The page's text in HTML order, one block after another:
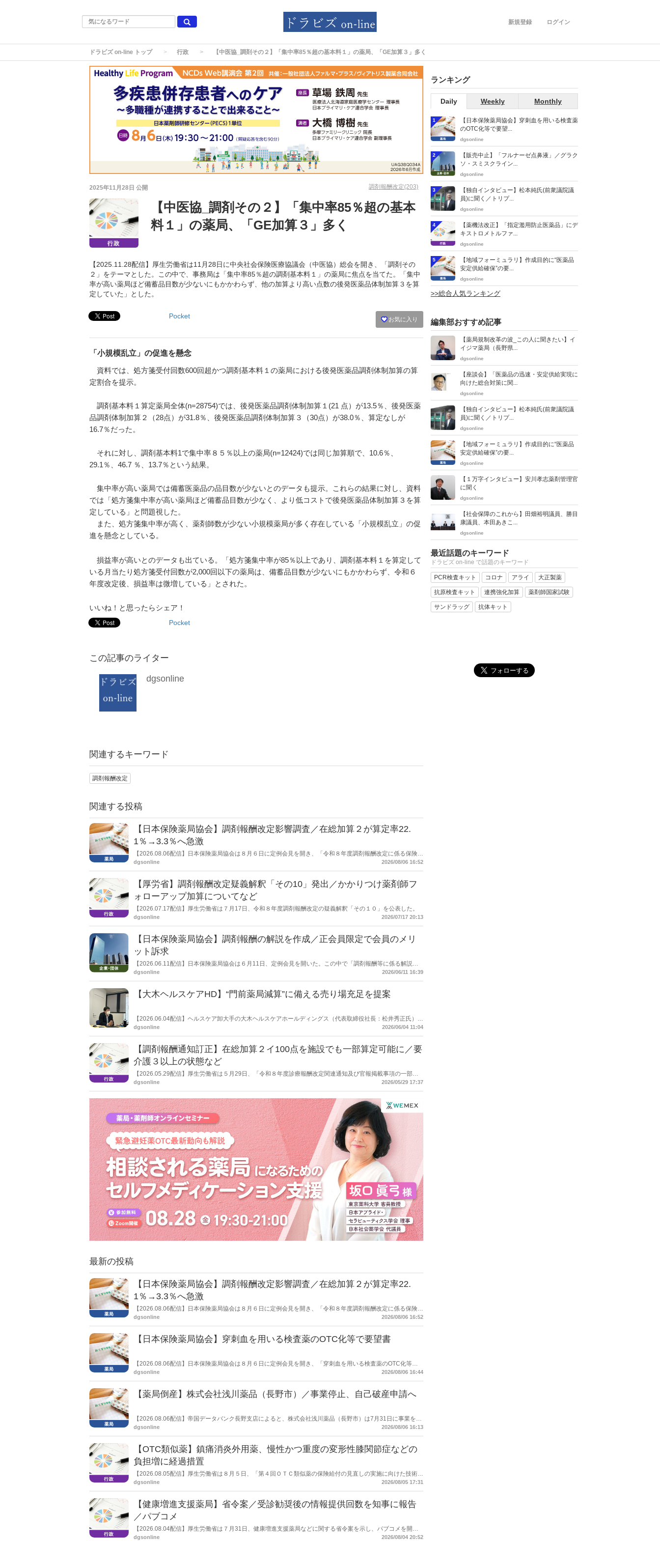
ログイン
新規登録
ドラビズ on-line トップ 行政 【中医協_調剤その２】「集中率85％超の基本料１」の薬局、「GE加算３」多く
2025年11月28日 公開 調剤報酬改定(203)
【中医協_調剤その２】「集中率85％超の基本
料１」の薬局、「GE加算３」多く
【2025.11.28配信】厚生労働省は11月28日に中央社会保険医療協議会（中医協）総会を開き、「調剤その
２」をテーマとした。この中で、事務局は「集中率85％超の調剤基本料１」の薬局に焦点を当てた。「集中
率が高い薬局ほど備蓄品目数が少ないにもかかわらず、他の加算より高い点数の後発医薬品体制加算３を算
定していた」とした。
お気に入り
Pocket
「小規模乱立」の促進を懸念
資料では、処方箋受付回数600回超かつ調剤基本料１の薬局における後発医薬品調剤体制加算の算
定割合を提示。
調剤基本料１算定薬局全体(n=28754)では、後発医薬品調剤体制加算１(21 点）が13.5％、後発医薬
品調剤体制加算２（28点）が31.8％、後発医薬品調剤体制加算３（30点）が38.0％、算定なしが
16.7％だった。
それに対し、調剤基本料1で集中率８５％以上の薬局(n=12424)では同じ加算順で、10.6％、
29.1％、46.7 ％、13.7％という結果。
集中率が高い薬局では備蓄医薬品の品目数が少ないとのデータも提示。これらの結果に対し、資料
では「処方箋集中率が高い薬局ほど備蓄品目数が少なく、より低コストで後発医薬品体制加算３を算
定している」と問題視した。
また、処方箋集中率が高く、薬剤師数が少ない小規模薬局が多く存在している「小規模乱立」の促
進を懸念としている。
損益率が高いとのデータも出ている。「処方箋集中率が85％以上であり、調剤基本料１を算定して
いる月当たり処方箋受付回数が2,000回以下の薬局は、備蓄品目数が少ないにもかかわらず、令和６
年度改定後、損益率は微増している」とされた。
いいね！と思ったらシェア！
Pocket
この記事のライター
dgsonline
関連するキーワード
調剤報酬改定
関連する投稿
【日本保険薬局協会】調剤報酬改定影響調査／在総加算２が算定率22.
1％→3.3％へ急激
【2026.08.06配信】日本保険薬局協会は８月６日に定例会見を開き、「令和８年度調剤報酬改定に係る保険薬
局への影響」の調査結果を公表した。在宅分野では、在宅薬学総合体制加算2の算定率が22.1％から3.3％へ大
dgsonline 2026/08/06 16:52
【厚労省】調剤報酬改定疑義解釈「その10」発出／かかりつけ薬剤師フ
ォローアップ加算についてなど
【2026.07.17配信】厚生労働省は７月17日、令和８年度調剤報酬改定の疑義解釈「その１０」を公表した。
dgsonline 2026/07/17 20:13
【日本保険薬局協会】調剤報酬の解説を作成／正会員限定で会員のメリ
ット訴求
【2026.06.11配信】日本保険薬局協会は６月11日、定例会見を開いた。この中で「調剤報酬等に係る解説」
を作成したことを報告。協会正会員限定への提供とすることで、協会会員のメリットも訴求したい考え。
dgsonline 2026/06/11 16:39
【大木ヘルスケアHD】“門前薬局減算”に備える売り場充足を提案
【2026.06.04配信】ヘルスケア卸大手の大木ヘルスケアホールディングス（代表取締役社長：松井秀正氏）は
６月４日、６月16・17日に開催を予定している「2026秋冬カテゴリー提案商談会」の事前説明会を開催し
dgsonline 2026/06/04 11:04
【調剤報酬通知訂正】在総加算２イ100点を施設でも一部算定可能に／要
介護３以上の状態など
【2026.05.29配信】厚生労働省は５月29日、「令和８年度診療報酬改定関連通知及び官報掲載事項の一部訂
正について」を発出した。調剤報酬では、個人宅の在宅訪問時を想定して新設した「在宅薬学総合体制加算
算２」について、 単一建物診療患者が１人又は単一建物居住者が１人の場合「イ」を新設し、 100点とし
た。またイ以外の場合で50点を設けていた。
dgsonline 2026/05/29 17:37
最新の投稿
【日本保険薬局協会】調剤報酬改定影響調査／在総加算２が算定率22.
1％→3.3％へ急激
【2026.08.06配信】日本保険薬局協会は８月６日に定例会見を開き、「令和８年度調剤報酬改定に係る保険薬
局への影響」の調査結果を公表した。在宅分野では、在宅薬学総合体制加算2の算定率が22.1％から3.3％へ大
dgsonline 2026/08/06 16:52
【日本保険薬局協会】穿刺血を用いる検査薬のOTC化等で要望書
【2026.08.06配信】日本保険薬局協会は８月６日に定例会見を開き、「穿刺血を用いる検査薬のOTC化等に
関する要望書」を厚生労働省 医薬局長宛に提出したことを説明した。
dgsonline 2026/08/06 16:44
【薬局倒産】株式会社浅川薬品（長野市）／事業停止、自己破産申請へ
【2026.08.06配信】帝国データバンク長野支店によると、株式会社浅川薬品（長野市）は7月31日に事業を停
止し、自己破産申請の準備に入った。
dgsonline 2026/08/06 16:13
【OTC類似薬】鎮痛消炎外用薬、慢性かつ重度の変形性膝関節症などの
負担増に経過措置
【2026.08.05配信】厚生労働省は８月５日、「第４回ＯＴＣ類似薬の保険給付の見直しの実施に向けた技術的
検討会」を開催。「中間とりまとめ（案）」を提示し了承した。今後、社会保障審議会医療保険部会等に報告
dgsonline 2026/08/05 17:31
【健康増進支援薬局】省令案／受診勧奨後の情報提供回数を知事に報告
／パブコメ
【2026.08.04配信】厚生労働省は７月31日、健康増進支援薬局などに関する省令案を示し、パブコメを開始
した。受診勧奨を行った後に、当該医療機関や連携機関に対して、利用者の相談内容や薬剤及び医薬品に関す
dgsonline 2026/08/04 20:52
ランキング
Daily Weekly Monthly
1
【日本保険薬局協会】穿刺血を用いる検査薬
のOTC化等で要望...
dgsonline
2
【販売中止】「フルナーゼ点鼻液」／グラク
ソ・スミスクライン...
dgsonline
3
【独自インタビュー】松本純氏(前衆議院議
員)に聞く／トリプ...
dgsonline
4
【薬機法改正】「指定濫用防止医薬品」にデ
キストロメトルファ...
dgsonline
5
【地域フォーミュラリ】作成目的に“医薬品
安定供給確保”の要...
dgsonline
>>総合人気ランキング
編集部おすすめ記事
【薬局規制改革の波_この人に聞きたい】イ
イジマ薬局（長野県...
dgsonline
【座談会】「医薬品の迅速・安定供給実現に
向けた総合対策に関...
dgsonline
【独自インタビュー】松本純氏(前衆議院議
員)に聞く／トリプ...
dgsonline
【地域フォーミュラリ】作成目的に“医薬品
安定供給確保”の要...
dgsonline
【１万字インタビュー】安川孝志薬剤管理官
に聞く
dgsonline
【社会保障のこれから】田畑裕明議員、勝目
康議員、本田あきこ...
dgsonline
最近話題のキーワード
ドラビズ on-line で話題のキーワード
PCR検査キット コロナ アライ 大正製薬
抗原検査キット 連携強化加算 薬剤師国家試験
サンドラッグ 抗体キット